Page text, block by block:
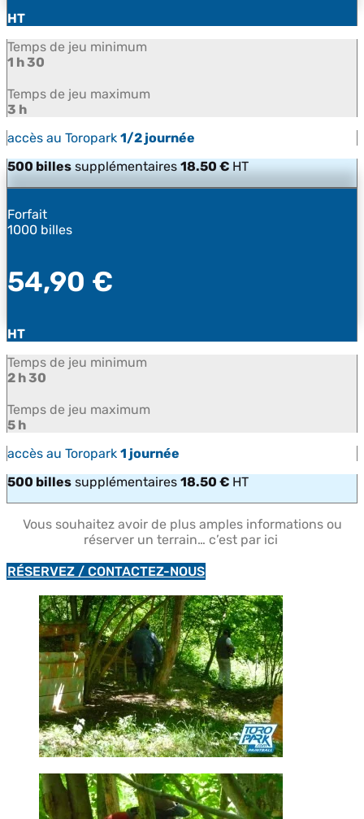
HT
Temps de jeu minimum
1 h 30
Temps de jeu maximum
3 h
accès au Toropark 1/2 journée
500 billes supplémentaires 18.50 € HT
Forfait
1000 billes
54,90 €
HT
Temps de jeu minimum
2 h 30
Temps de jeu maximum
5 h
accès au Toropark 1 journée
500 billes supplémentaires 18.50 € HT
Vous souhaitez avoir de plus amples informations ou
réserver un terrain… c’est par ici
RÉSERVEZ / CONTACTEZ-NOUS